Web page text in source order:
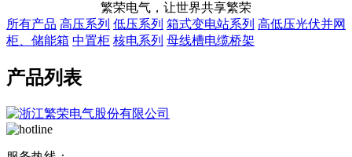
繁荣电气，让世界共享繁荣
所有产品 高压系列 低压系列 箱式变电站系列 高低压光伏并网
柜、储能箱 中置柜 核电系列 母线槽电缆桥架
产品列表